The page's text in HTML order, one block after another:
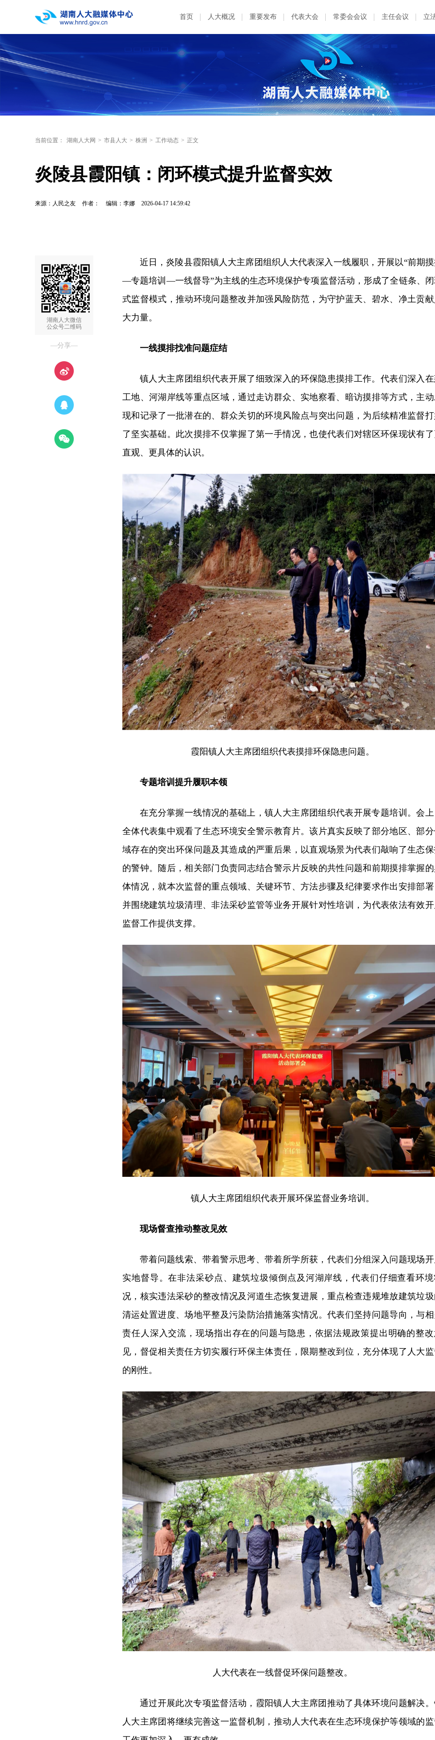
首页 人大概况 重要发布 代表大会 常委会会议 主任会议 立
当前位置： 湖南人大网 > 市县人大 > 株洲 > 工作动态 > 正文
炎陵县霞阳镇：闭环模式提升监督实效
来源：人民之友 作者： 编辑：李娜 2026-04-17 14:59:42
湖南人大微信
公众号二维码
—分享—
近日，炎陵县霞阳镇人大主席团组织人大代表深入一线履职，开展以“前期
—专题培训—一线督导”为主线的生态环境保护专项监督活动，形成了全链条、
式监督模式，推动环境问题整改并加强风险防范，为守护蓝天、碧水、净土贡
大力量。
一线摸排找准问题症结
镇人大主席团组织代表开展了细致深入的环保隐患摸排工作。代表们深入
工地、河湖岸线等重点区域，通过走访群众、实地察看、暗访摸排等方式，主
现和记录了一批潜在的、群众关切的环境风险点与突出问题，为后续精准监督
了坚实基础。此次摸排不仅掌握了第一手情况，也使代表们对辖区环保现状有
直观、更具体的认识。
霞阳镇人大主席团组织代表摸排环保隐患问题。
专题培训提升履职本领
在充分掌握一线情况的基础上，镇人大主席团组织代表开展专题培训。会
全体代表集中观看了生态环境安全警示教育片。该片真实反映了部分地区、部
域存在的突出环保问题及其造成的严重后果，以直观场景为代表们敲响了生态
的警钟。随后，相关部门负责同志结合警示片反映的共性问题和前期摸排掌握
体情况，就本次监督的重点领域、关键环节、方法步骤及纪律要求作出安排部
并围绕建筑垃圾清理、非法采砂监管等业务开展针对性培训，为代表依法有效
监督工作提供支撑。
镇人大主席团组织代表开展环保监督业务培训。
现场督查推动整改见效
带着问题线索、带着警示思考、带着所学所获，代表们分组深入问题现场
实地督导。在非法采砂点、建筑垃圾倾倒点及河湖岸线，代表们仔细查看环
况，核实违法采砂的整改情况及河道生态恢复进展，重点检查违规堆放建筑垃
清运处置进度、场地平整及污染防治措施落实情况。代表们坚持问题导向，与
责任人深入交流，现场指出存在的问题与隐患，依据法规政策提出明确的整
见，督促相关责任方切实履行环保主体责任，限期整改到位，充分体现了人大
的刚性。
人大代表在一线督促环保问题整改。
通过开展此次专项监督活动，霞阳镇人大主席团推动了具体环境问题解决
人大主席团将继续完善这一监督机制，推动人大代表在生态环境保护等领域的